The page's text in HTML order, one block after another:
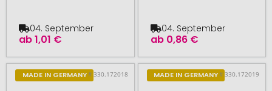
ab1,01 €
04. September
ab 0,86 €
04. September
MADE IN GERMANY# 330.172018 MADE IN GERMANY# 330.172019